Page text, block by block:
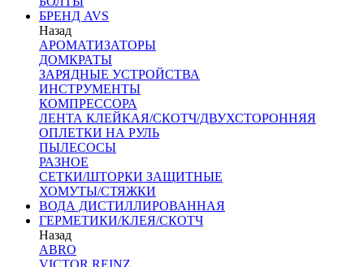
БРЕНД AVS
Назад
АРОМАТИЗАТОРЫ
ДОМКРАТЫ
ЗАРЯДНЫЕ УСТРОЙСТВА
ИНСТРУМЕНТЫ
КОМПРЕССОРА
ЛЕНТА КЛЕЙКАЯ/СКОТЧ/ДВУХСТОРОННЯЯ
ОПЛЕТКИ НА РУЛЬ
ПЫЛЕСОСЫ
РАЗНОЕ
СЕТКИ/ШТОРКИ ЗАЩИТНЫЕ
ХОМУТЫ/СТЯЖКИ
ВОДА ДИСТИЛЛИРОВАННАЯ
ГЕРМЕТИКИ/КЛЕЯ/СКОТЧ
Назад
ABRO
VICTOR REINZ